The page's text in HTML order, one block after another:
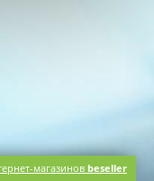
магазинов beseller